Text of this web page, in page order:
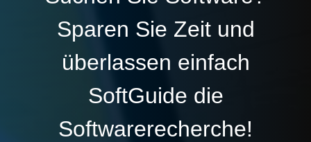
Sparen Sie Zeit und
überlassen einfach
SoftGuide die
Softwarerecherche!